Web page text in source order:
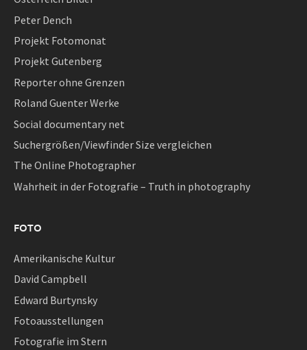
Peter Dench
Projekt Fotomonat
Projekt Gutenberg
Reporter ohne Grenzen
Roland Guenter Werke
Social documentary net
Suchergrößen/Viewfinder Size vergleichen
The Online Photographer
Wahrheit in der Fotografie – Truth in photography
FOTO
Amerikanische Kultur
David Campbell
Edward Burtynsky
Fotoausstellungen
Fotografie im Stern